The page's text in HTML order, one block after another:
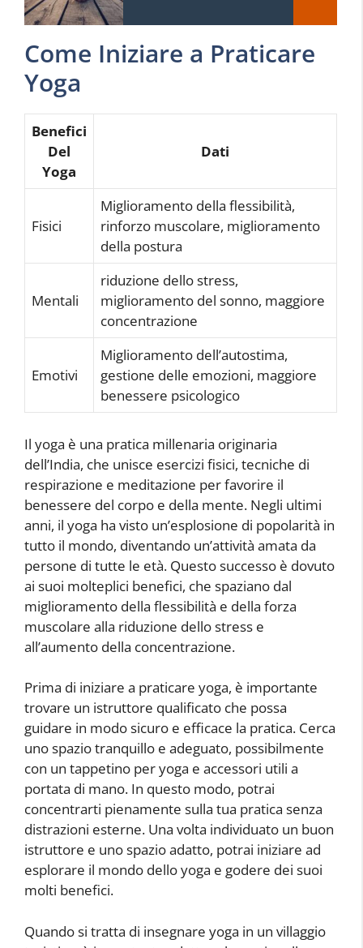
Come Iniziare a Praticare
Yoga
Benefici
Del
Yoga
Dati
Fisici
Miglioramento della flessibilità,
rinforzo muscolare, miglioramento
della postura
Mentali
riduzione dello stress,
miglioramento del sonno, maggiore
concentrazione
Emotivi
Miglioramento dell’autostima,
gestione delle emozioni, maggiore
benessere psicologico
Il yoga è una pratica millenaria originaria
dell’India, che unisce esercizi fisici, tecniche di
respirazione e meditazione per favorire il
benessere del corpo e della mente. Negli ultimi
anni, il yoga ha visto un’esplosione di popolarità in
tutto il mondo, diventando un’attività amata da
persone di tutte le età. Questo successo è dovuto
ai suoi molteplici benefici, che spaziano dal
miglioramento della flessibilità e della forza
muscolare alla riduzione dello stress e
all’aumento della concentrazione.
Prima di iniziare a praticare yoga, è importante
trovare un istruttore qualificato che possa
guidare in modo sicuro e efficace la pratica. Cerca
uno spazio tranquillo e adeguato, possibilmente
con un tappetino per yoga e accessori utili a
portata di mano. In questo modo, potrai
concentrarti pienamente sulla tua pratica senza
distrazioni esterne. Una volta individuato un buon
istruttore e uno spazio adatto, potrai iniziare ad
esplorare il mondo dello yoga e godere dei suoi
molti benefici.
Quando si tratta di insegnare yoga in un villaggio